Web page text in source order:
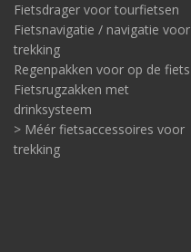
Fietsdrager voor tourfietsen
Fietsnavigatie / navigatie voor
trekking
Regenpakken voor op de fiets
Fietsrugzakken met
drinksysteem
> Méér fietsaccessoires voor
trekking